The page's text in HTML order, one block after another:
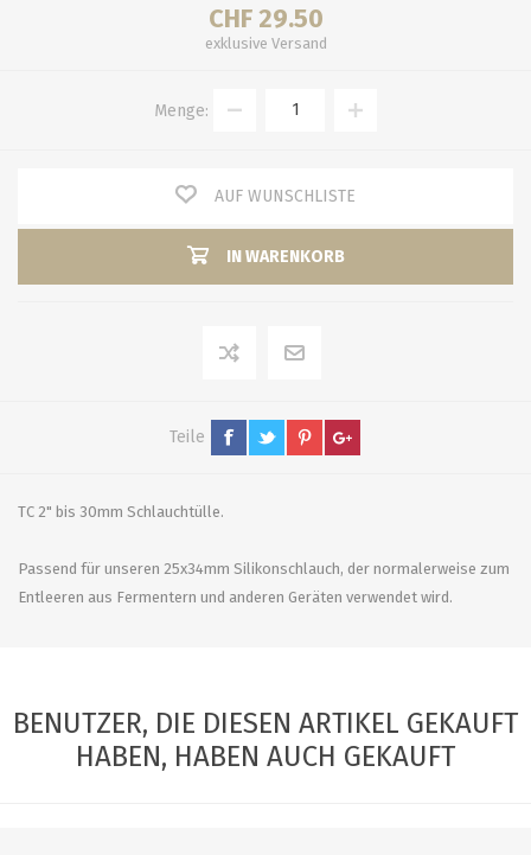
CHF 29.50
exklusive Versand
Menge:
AUF WUNSCHLISTE
IN WARENKORB
Teile
TC 2" bis 30mm Schlauchtülle.
Passend für unseren 25x34mm Silikonschlauch, der normalerweise zum
Entleeren aus Fermentern und anderen Geräten verwendet wird.
BENUTZER, DIE DIESEN ARTIKEL GEKAUFT
HABEN, HABEN AUCH GEKAUFT